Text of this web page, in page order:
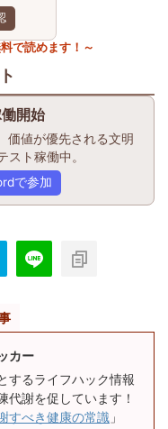
で読めます！～
開始
価値が優先される文明
スト稼働中。
で参加
カー
するライフハック情報
代謝を促しています！
すべき健康の常識 」